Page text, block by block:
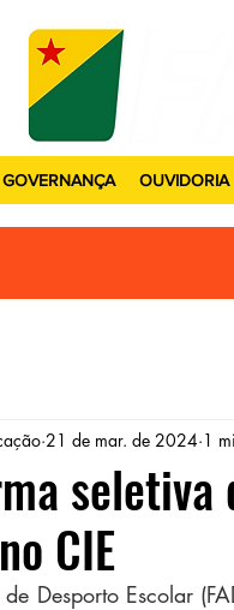
GOVERNANÇA OUVIDORIA
CIE
21 de mar. de 2024 1
Desporto Escolar